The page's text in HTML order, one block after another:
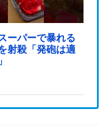
ーパーで暴れる
射殺「発砲は適